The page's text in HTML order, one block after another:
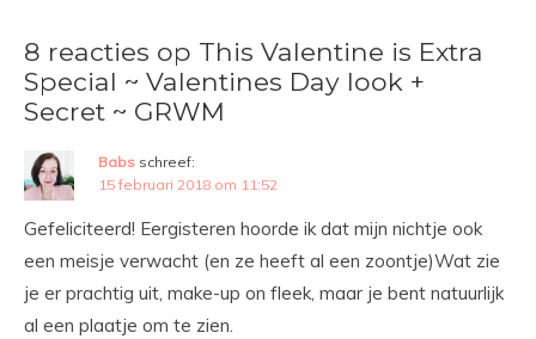
8 reacties op This Valentine is Extra
Special ~ Valentines Day look +
Secret ~ GRWM
Babs schreef:
15 februari 2018 om 11:52
Gefeliciteerd! Eergisteren hoorde ik dat mijn nichtje ook
een meisje verwacht (en ze heeft al een zoontje)Wat zie
je er prachtig uit, make-up on fleek, maar je bent natuurlijk
al een plaatje om te zien.